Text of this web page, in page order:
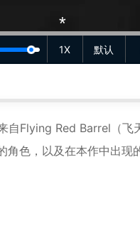
1X 默认
Flying Red Barrel（飞
色，以及在本作中出现